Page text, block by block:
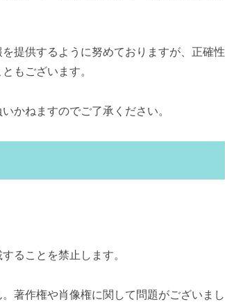
提供するように努めておりますが、正確性
もございます。
かねますのでご了承ください。
ることを禁止します。
著作権や肖像権に関して問題がございまし